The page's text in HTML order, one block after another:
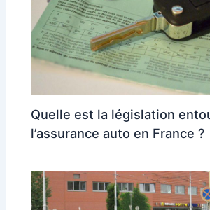
Quelle est la législation
l’assurance auto en France ?